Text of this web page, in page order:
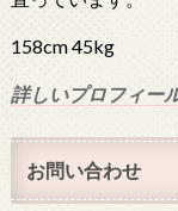
158cm 45kg
詳しいプロフィー
お問い合わせ